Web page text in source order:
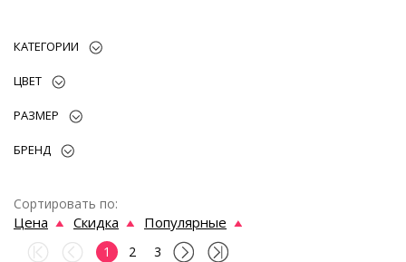
КАТЕГОРИИ
ЦВЕТ
РАЗМЕР
БРЕНД
Сортировать по:
Цена Скидка Популярные
1 2 3